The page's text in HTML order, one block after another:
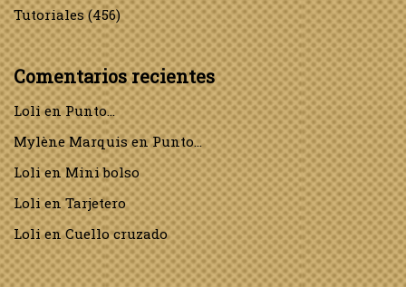
Tutoriales(456)
Comentarios recientes
LolienPunto…
Mylène MarquisenPunto…
LolienMini bolso
LolienTarjetero
LolienCuello cruzado